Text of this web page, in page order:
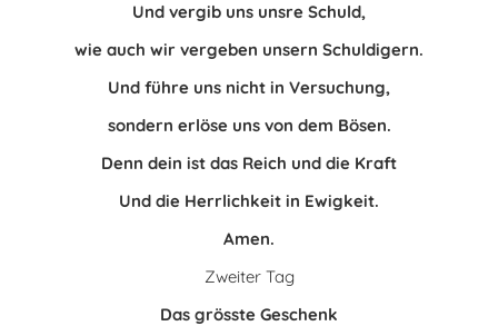
Und vergib uns unsre Schuld,
wie auch wir vergeben unsern Schuldigern.
Und führe uns nicht in Versuchung,
sondern erlöse uns von dem Bösen.
Denn dein ist das Reich und die Kraft
Und die Herrlichkeit in Ewigkeit.
Amen.
Zweiter Tag
Das grösste Geschenk